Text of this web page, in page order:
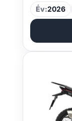
Év:2026